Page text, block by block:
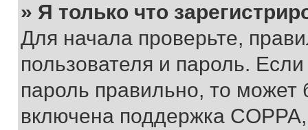
» Я только что
Для начала проверьте,
пользователя и пароль.
пароль правильно, то может
включена поддержка